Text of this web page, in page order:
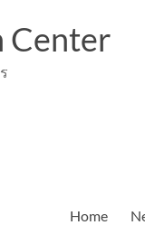
Center
Home